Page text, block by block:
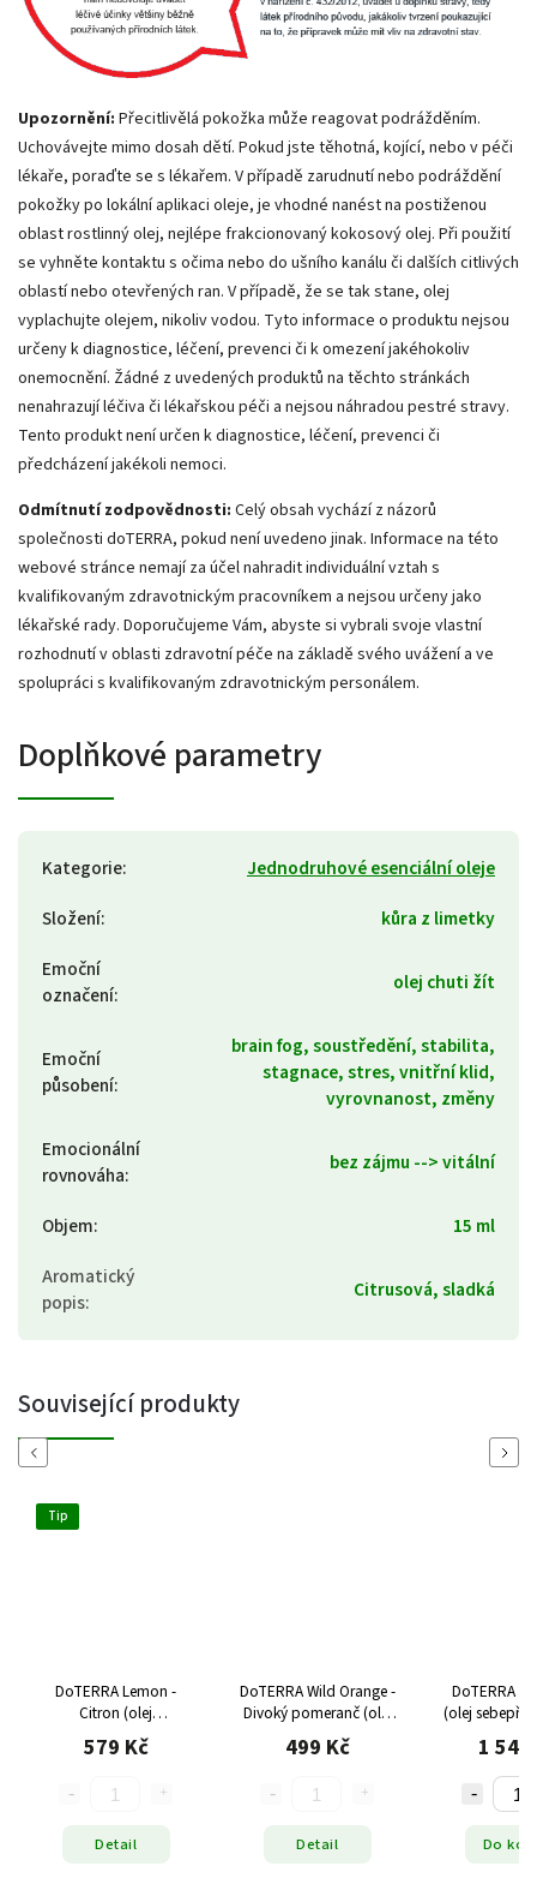
Upozornění: Přecitlivělá pokožka může reagovat podrážděním.
Uchovávejte mimo dosah dětí. Pokud jste těhotná, kojící, nebo v péči
lékaře, poraďte se s lékařem. V případě zarudnutí nebo podráždění
pokožky po lokální aplikaci oleje, je vhodné nanést na postiženou
oblast rostlinný olej, nejlépe frakcionovaný kokosový olej. Při použití
se vyhněte kontaktu s očima nebo do ušního kanálu či dalších citlivých
oblastí nebo otevřených ran. V případě, že se tak stane, olej
vyplachujte olejem, nikoliv vodou. Tyto informace o produktu nejsou
určeny k diagnostice, léčení, prevenci či k omezení jakéhokoliv
onemocnění. Žádné z uvedených produktů na těchto stránkách
nenahrazují léčiva či lékařskou péči a nejsou náhradou pestré stravy.
Tento produkt není určen k diagnostice, léčení, prevenci či
předcházení jakékoli nemoci.
Odmítnutí zodpovědnosti: Celý obsah vychází z názorů
společnosti doTERRA, pokud není uvedeno jinak. Informace na této
webové stránce nemají za účel nahradit individuální vztah s
kvalifikovaným zdravotnickým pracovníkem a nejsou určeny jako
lékařské rady. Doporučujeme Vám, abyste si vybrali svoje vlastní
rozhodnutí v oblasti zdravotní péče na základě svého uvážení a ve
spolupráci s kvalifikovaným zdravotnickým personálem.
Doplňkové parametry
Kategorie:
Jednodruhové esenciální oleje
Složení:
kůra z limetky
Emoční
označení: olej chuti žít
Emoční
působení:
brain fog, soustředění, stabilita,
stagnace, stres, vnitřní klid,
vyrovnanost, změny
Emocionální
rovnováha: bez zájmu --> vitální
Objem:
15 ml
Aromatický
popis: Citrusová, sladká
Související produkty
Previous
Tip
DoTERRA Lemon -
Citron (olej
soustředění), 15 ml
579 Kč
Detail
DoTERRA Wild Orange -
Divoký pomeranč (olej
hojnosti), 15 ml
499 Kč
Detail
DoTERRA
(olej
1 549
Do
Next